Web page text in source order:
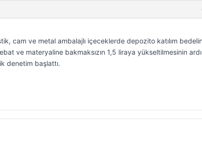
cam ve metal ambalajlı içeceklerde depozito katılım
ve materyaline bakmaksızın 1,5 liraya yükseltilmesinin
denetim başlattı.